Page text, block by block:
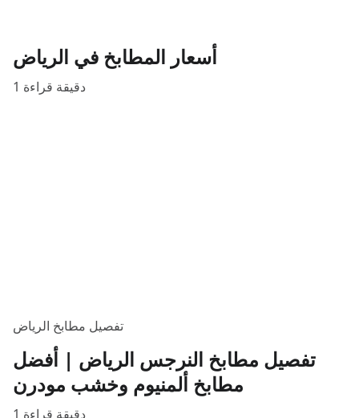
أسعار المطابخ في الرياض
1 دقيقة قراءة
تفصيل مطابخ الرياض
تفصيل مطابخ النرجس الرياض | أفضل
مطابخ ألمنيوم وخشب مودرن
1 دقيقة قراءة